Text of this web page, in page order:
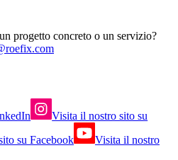
progetto concreto o un servizio?
Visita il nostro sito su
su Facebook
Visita il nostro